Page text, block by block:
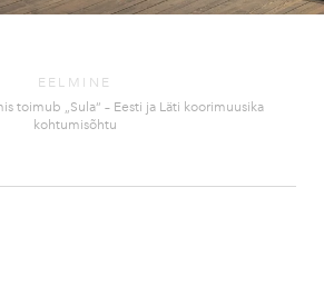
EELMINE
toimub „Sula“ – Eesti ja Läti koorimuusika
kohtumisõhtu